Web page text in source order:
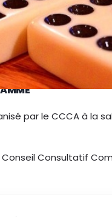
SAUVEGARDER
par le CCCA à la
Conseil Consultatif